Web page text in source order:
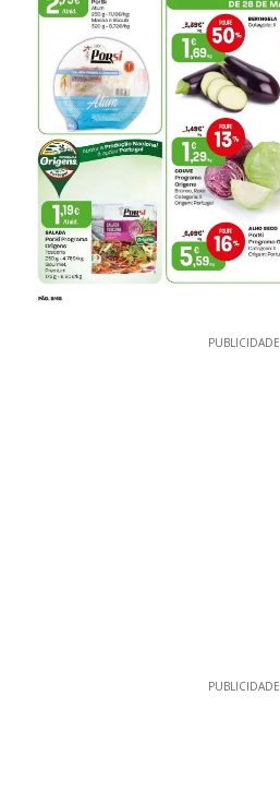
PUBLICIDADE
PUBLICIDADE